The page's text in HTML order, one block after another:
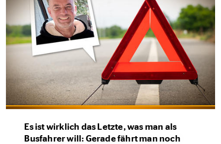
Es ist wirklich das Letzte, was man als
Busfahrer will: Gerade fährt man noch